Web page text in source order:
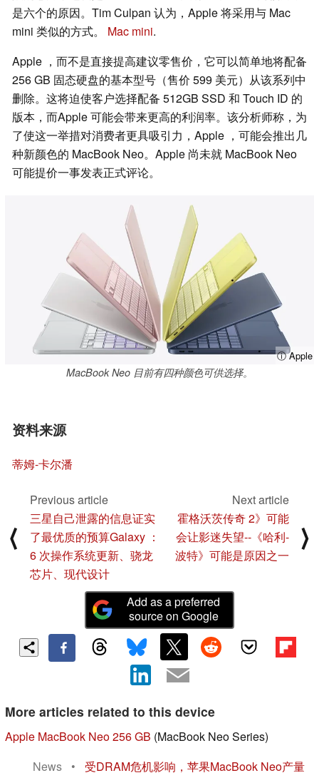
是六个的原因。Tim Culpan 认为，Apple 将采用与 Mac
mini 类似的方式。 Mac mini.
Apple ，而不是直接提高建议零售价，它可以简单地将配备
256 GB 固态硬盘的基本型号（售价 599 美元）从该系列中
删除。这将迫使客户选择配备 512GB SSD 和 Touch ID 的
版本，而Apple 可能会带来更高的利润率。该分析师称，为
了使这一举措对消费者更具吸引力，Apple ，可能会推出几
种新颜色的 MacBook Neo。Apple 尚未就 MacBook Neo
可能提价一事发表正式评论。
ⓘ Apple
MacBook Neo 目前有四种颜色可供选择。
资料来源
蒂姆-卡尔潘
⟨
Previous article
三星自己泄露的信息证实
了最优质的预算Galaxy ：
6 次操作系统更新、骁龙
芯片、现代设计
Next article
霍格沃茨传奇 2》可能
会让影迷失望--《哈利-
波特》可能是原因之一
⟩
Add as a preferred
source on Google
More articles related to this device
Apple MacBook Neo 256 GB (MacBook Neo Series)
News
• 受DRAM危机影响，苹果MacBook Neo产量